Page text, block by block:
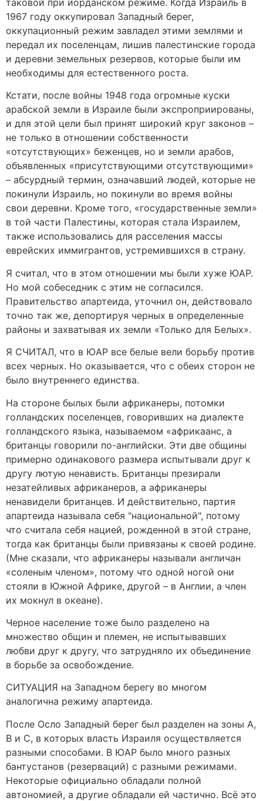
таковой при иорданском режиме. Когда Израиль в
1967 году оккупировал Западный берег,
оккупационный режим завладел этими землями и
передал их поселенцам, лишив палестинские города
и деревни земельных резервов, которые были им
необходимы для естественного роста.
Кстати, после войны 1948 года огромные куски
арабской земли в Израиле были экспроприированы,
и для этой цели был принят широкий круг законов –
не только в отношении собственности
«отсутствующих» беженцев, но и земли арабов,
объявленных «присутствующими отсутствующими»
– абсурдный термин, означавший людей, которые не
покинули Израиль, но покинули во время войны
свои деревни. Кроме того, «государственные земли»
в той части Палестины, которая стала Израилем,
также использовались для расселения массы
еврейских иммигрантов, устремившихся в страну.
Я считал, что в этом отношении мы были хуже ЮАР.
Но мой собеседник с этим не согласился.
Правительство апартеида, уточнил он, действовало
точно так же, депортируя черных в определенные
районы и захватывая их земли «Только для Белых».
Я СЧИТАЛ, что в ЮАР все белые вели борьбу против
всех черных. Но оказывается, что с обеих сторон не
было внутреннего единства.
На стороне былых были африканеры, потомки
голландских поселенцев, говоривших на диалекте
голландского языка, называемом «африкаанс, а
британцы говорили по-английски. Эти две общины
примерно одинакового размера испытывали друг к
другу лютую ненависть. Британцы презирали
незатейливых африканеров, а африканеры
ненавидели британцев. И действительно, партия
апартеида называла себя "национальной", потому
что считала себя нацией, рожденной в этой стране,
тогда как британцы были привязаны к своей родине.
(Мне сказали, что африканеры называли англичан
«соленым членом», потому что одной ногой они
стояли в Южной Африке, другой – в Англии, а член
их мокнул в океане).
Черное население тоже было разделено на
множество общин и племен, не испытывавших
любви друг к другу, что затрудняло их объединение
в борьбе за освобождение.
СИТУАЦИЯ на Западном берегу во многом
аналогична режиму апартеида.
После Осло Западный берег был разделен на зоны А,
В и С, в которых власть Израиля осуществляется
разными способами. В ЮАР было много разных
бантустанов (резерваций) с разными режимами.
Некоторые официально обладали полной
автономией, а другие обладали ей частично. Всё это